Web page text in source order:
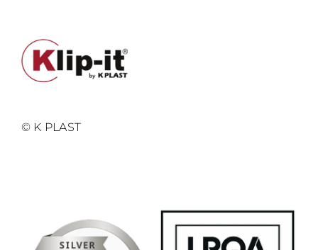
© K PLAST